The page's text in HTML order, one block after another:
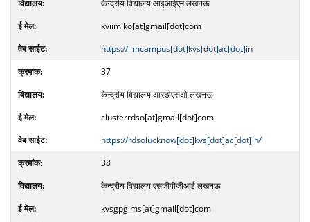
केन्द्रीय विद्यालय आईआईएम लखनऊ
kviimlko[at]gmail[dot]com
https://iimcampus[dot]kvs[dot]ac[dot]in
37
केन्द्रीय विद्यालय आरडीएसओ लखनऊ
clusterrdso[at]gmail[dot]com
https://rdsolucknow[dot]kvs[dot]ac[dot]in/
38
केन्द्रीय विद्यालय एसजीपीजीआई लखनऊ
kvsgpgims[at]gmail[dot]com